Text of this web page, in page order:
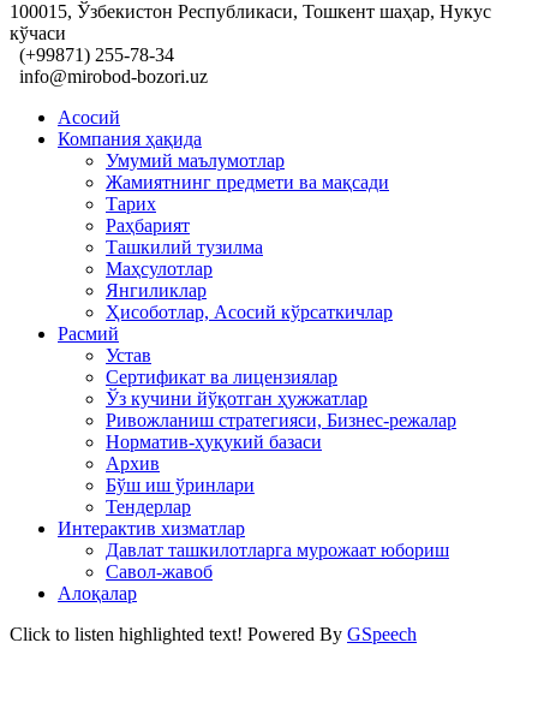
100015, Ўзбекистон Республикаси, Тошкент шаҳар, Нукус
кўчаси
(+99871) 255-78-34
info@mirobod-bozori.uz
Асосий
Компания ҳақида
Умумий маълумотлар
Жамиятнинг предмети ва мақсади
Тарих
Раҳбарият
Ташкилий тузилма
Маҳсулотлар
Янгиликлар
Ҳисоботлар, Асосий кўрсаткичлар
Расмий
Устав
Сертификат ва лицензиялар
Ўз кучини йўқотган ҳужжатлар
Ривожланиш стратегияси, Бизнес-режалар
Норматив-ҳуқукий базаси
Архив
Бўш иш ўринлари
Тендерлар
Интерактив хизматлар
Давлат ташкилотларга мурожаат юбориш
Савол-жавоб
Алоқалар
Click to listen highlighted text! Powered By GSpeech